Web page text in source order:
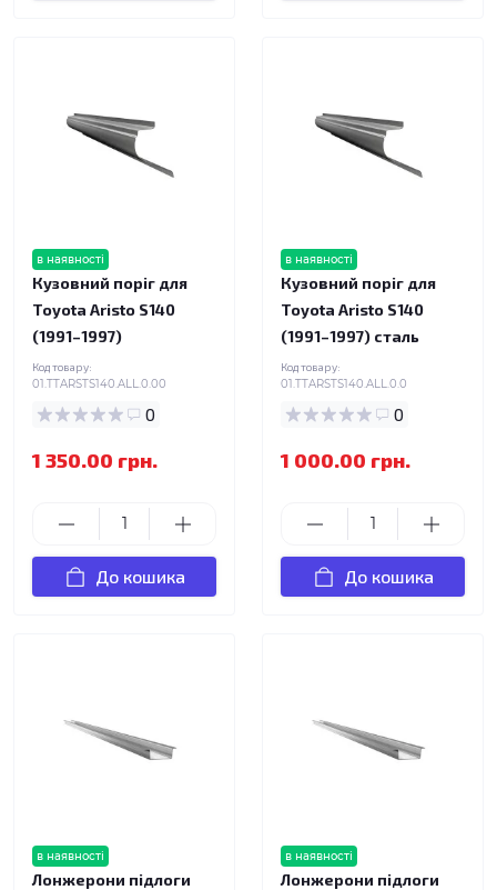
в наявності
Кузовний поріг для
Toyota Aristo S140
(1991–1997)
Код товару:
01.TTARSTS140.ALL.0.00
0
1 350.00 грн.
До кошика
в наявності
Кузовний поріг для
Toyota Aristo S140
(1991–1997) сталь
Код товару:
01.TTARSTS140.ALL.0.0
0
1 000.00 грн.
До кошика
в наявності
Лонжерони підлоги
в наявності
Лонжерони підлоги